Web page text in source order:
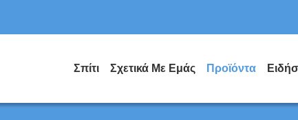
Σπίτι Σχετικά Με Εμάς Προϊόντα